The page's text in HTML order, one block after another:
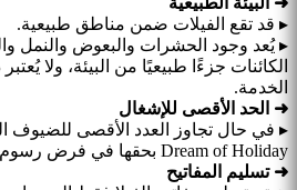
▸ قد تقع الفيلات ضمن مناطق طبيعية.
▸ يُعد وجود الحشرات والبعوض والنمل
الكائنات جزءًا طبيعيًا من البيئة، ولا
الخدمة.
➜ الحد الأقصى للإشغال
▸ في حال تجاوز العدد الأقصى للضيوف
Dream of Holiday بحقها في فرض رسوم إضافية أو إنهاء الحجز.
➜ تسليم المفاتيح